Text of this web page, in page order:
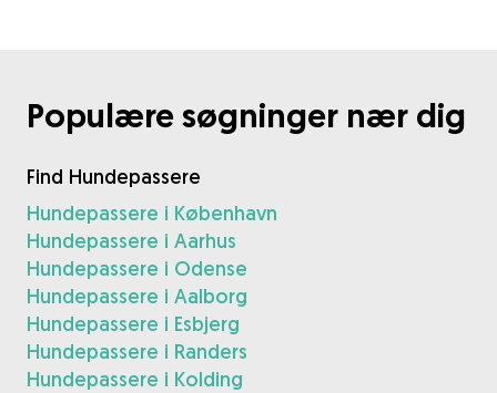
Populære søgninger nær dig
Find Hundepassere
Hundepassere i København
Hundepassere i Aarhus
Hundepassere i Odense
Hundepassere i Aalborg
Hundepassere i Esbjerg
Hundepassere i Randers
Hundepassere i Kolding